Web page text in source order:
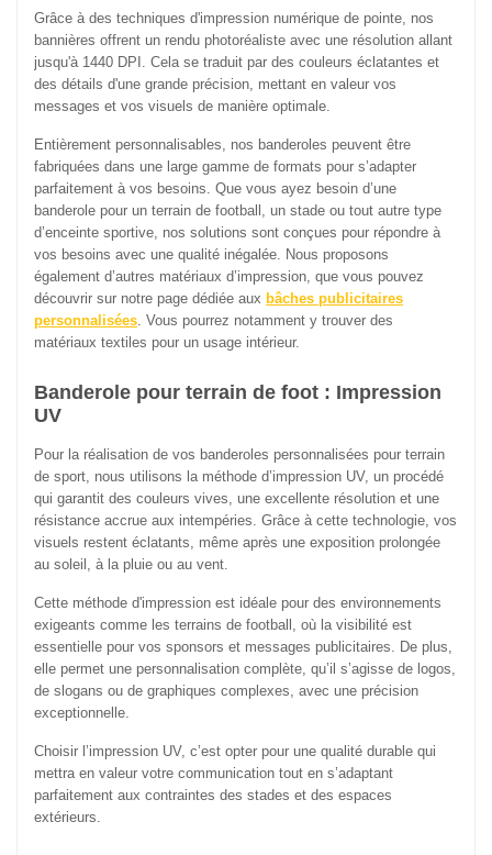
Grâce à des techniques d'impression numérique de pointe, nos
bannières offrent un rendu photoréaliste avec une résolution allant
jusqu'à 1440 DPI. Cela se traduit par des couleurs éclatantes et
des détails d'une grande précision, mettant en valeur vos
messages et vos visuels de manière optimale.
Entièrement personnalisables, nos banderoles peuvent être
fabriquées dans une large gamme de formats pour s’adapter
parfaitement à vos besoins. Que vous ayez besoin d’une
banderole pour un terrain de football, un stade ou tout autre type
d’enceinte sportive, nos solutions sont conçues pour répondre à
vos besoins avec une qualité inégalée. Nous proposons
également d’autres matériaux d’impression, que vous pouvez
découvrir sur notre page dédiée aux bâches publicitaires
personnalisées. Vous pourrez notamment y trouver des
matériaux textiles pour un usage intérieur.
Banderole pour terrain de foot : Impression
UV
Pour la réalisation de vos banderoles personnalisées pour terrain
de sport, nous utilisons la méthode d’impression UV, un procédé
qui garantit des couleurs vives, une excellente résolution et une
résistance accrue aux intempéries. Grâce à cette technologie, vos
visuels restent éclatants, même après une exposition prolongée
au soleil, à la pluie ou au vent.
Cette méthode d'impression est idéale pour des environnements
exigeants comme les terrains de football, où la visibilité est
essentielle pour vos sponsors et messages publicitaires. De plus,
elle permet une personnalisation complète, qu’il s’agisse de logos,
de slogans ou de graphiques complexes, avec une précision
exceptionnelle.
Choisir l’impression UV, c’est opter pour une qualité durable qui
mettra en valeur votre communication tout en s’adaptant
parfaitement aux contraintes des stades et des espaces
extérieurs.